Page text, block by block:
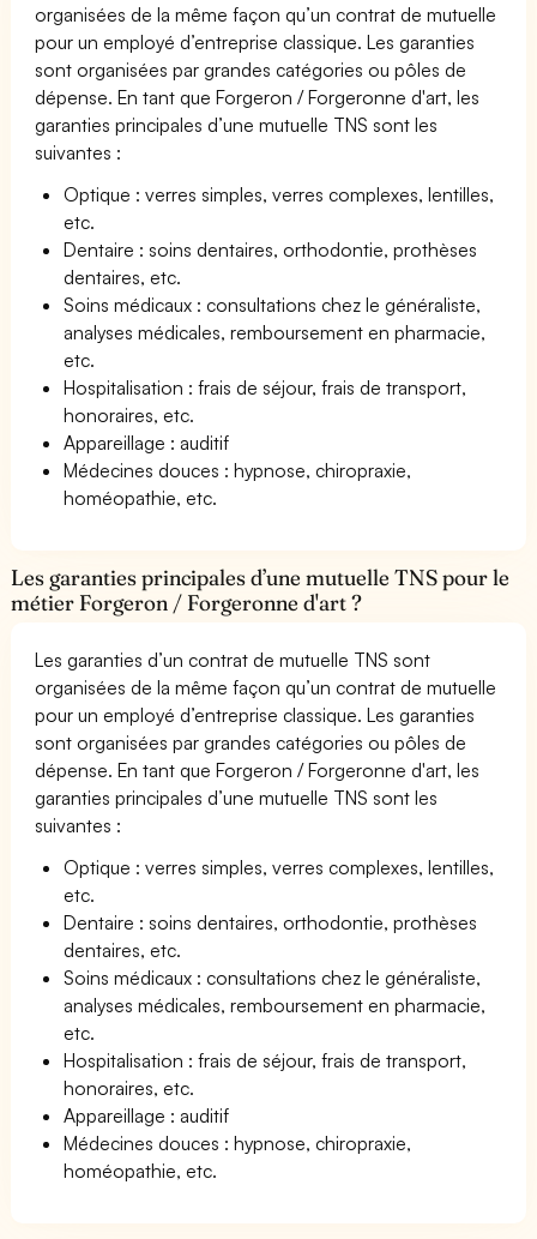
organisées de la même façon qu’un contrat de mutuelle
pour un employé d’entreprise classique. Les garanties
sont organisées par grandes catégories ou pôles de
dépense. En tant que Forgeron / Forgeronne d'art, les
garanties principales d’une mutuelle TNS sont les
suivantes :
Optique : verres simples, verres complexes, lentilles,
etc.
Dentaire : soins dentaires, orthodontie, prothèses
dentaires, etc.
Soins médicaux : consultations chez le généraliste,
analyses médicales, remboursement en pharmacie,
etc.
Hospitalisation : frais de séjour, frais de transport,
honoraires, etc.
Appareillage : auditif
Médecines douces : hypnose, chiropraxie,
homéopathie, etc.
Les garanties principales d’une mutuelle TNS pour le
métier Forgeron / Forgeronne d'art ?
Les garanties d’un contrat de mutuelle TNS sont
organisées de la même façon qu’un contrat de mutuelle
pour un employé d’entreprise classique. Les garanties
sont organisées par grandes catégories ou pôles de
dépense. En tant que Forgeron / Forgeronne d'art, les
garanties principales d’une mutuelle TNS sont les
suivantes :
Optique : verres simples, verres complexes, lentilles,
etc.
Dentaire : soins dentaires, orthodontie, prothèses
dentaires, etc.
Soins médicaux : consultations chez le généraliste,
analyses médicales, remboursement en pharmacie,
etc.
Hospitalisation : frais de séjour, frais de transport,
honoraires, etc.
Appareillage : auditif
Médecines douces : hypnose, chiropraxie,
homéopathie, etc.